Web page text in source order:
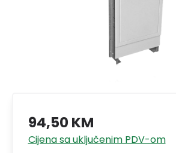
94,50 KM
Cijena sa uključenim PDV-om